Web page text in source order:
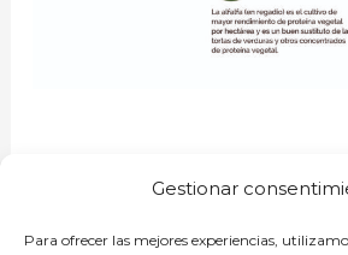
Gestionar
Para ofrecer las mejores experiencias,